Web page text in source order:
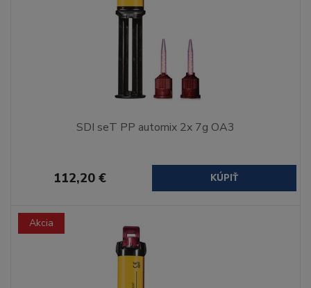
SDI seT PP automix 2x 7g OA3
112,20 € KÚPIŤ
Akcia